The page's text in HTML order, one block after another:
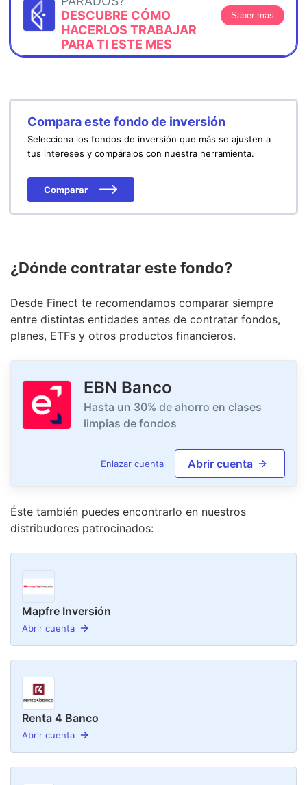
DESCUBRE CÓMO
HACERLOS TRABAJAR
PARA TI ESTE MES
Saber más
Compara este fondo de inversión
Selecciona los fondos de inversión que más se ajusten a
tus intereses y compáralos con nuestra herramienta.
Comparar
¿Dónde contratar este fondo?
Desde Finect te recomendamos comparar siempre
entre distintas entidades antes de contratar fondos,
planes, ETFs y otros productos financieros.
EBN Banco
Hasta un 30% de ahorro en clases
limpias de fondos
Enlazar cuenta Abrir cuenta
Éste también puedes encontrarlo en nuestros
distribudores patrocinados:
Mapfre Inversión
Abrir cuenta
Renta 4 Banco
Abrir cuenta